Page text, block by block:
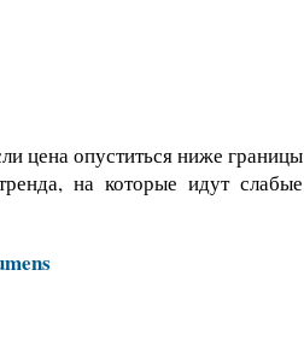
цена опуститься ниже границы
на которые идут слабые